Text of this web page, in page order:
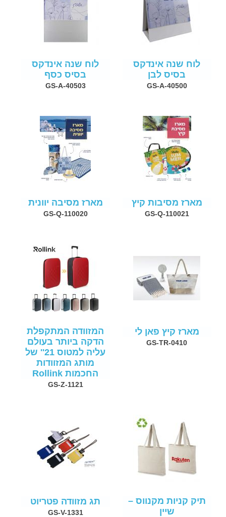
לוח שנה אינדקס
בסיס לבן
GS-A-40500
לוח שנה אינדקס
בסיס כסף
GS-A-40503
מארז מסיבות קיץ
GS-Q-110021
מארז מסיבה יוונית
GS-Q-110020
מארז קיץ פאן לי
GS-TR-0410
המזוודה המתקפלת
הדקה ביותר בעולם
עליה למטוס 21'' של
מותג המזוודות
החכמות Rollink
GS-Z-1121
תיק קניות מקנווס –
שיין
תג מזוודה פטריוט
GS-V-1331